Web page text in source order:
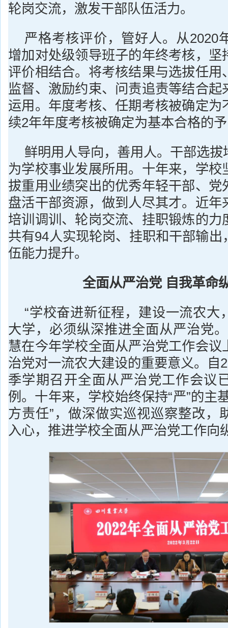
轮岗交流，激发干部队伍活力。
严格考核评价，管好人。从2020
增加对处级领导班子的年终考核，坚
评价相结合。将考核结果与选拔任用
监督、激励约束、问责追责等结合起
运用。年度考核、任期考核被确定为
续2年年度考核被确定为基本合格的
鲜明用人导向，善用人。干部选
为学校事业发展所用。十年来，学校
拔重用业绩突出的优秀年轻干部、党
盘活干部资源，做到人尽其才。近年
培训调训、轮岗交流、挂职锻炼的力
共有94人实现轮岗、挂职和干部输出
伍能力提升。
全面从严治党 自我革命
“学校奋进新征程，建设一流农大
大学，必须纵深推进全面从严治党
慧在今年学校全面从严治党工作会议
治党对一流农大建设的重要意义。自
季学期召开全面从严治党工作会议
例。十年来，学校始终保持“严”的主
方责任”，做深做实巡视巡察整改，
入心，推进学校全面从严治党工作向